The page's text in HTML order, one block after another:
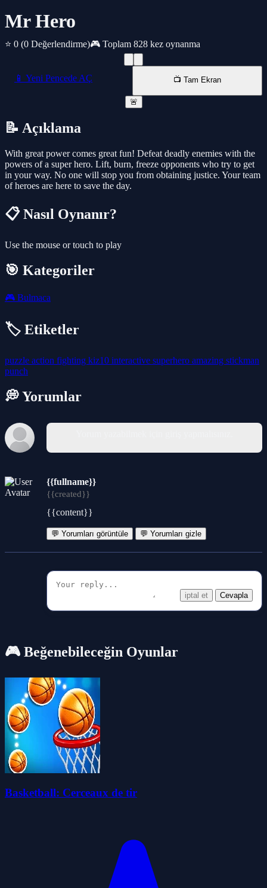
Mr Hero
⭐ 0 (0 Değerlendirme)🎮 Toplam 828 kez oynanma
📱 Yeni Pencede AÇ 📺 Tam Ekran
🚨
📝 Açıklama
With great power comes great fun! Defeat deadly enemies with the
powers of a super hero. Lift, burn, freeze opponents who try to get
in your way. No one will stop you from obtaining justice. Your team
of heroes are here to save the day.
📋 Nasıl Oynanır?
Use the mouse or touch to play
🎯 Kategoriler
🎮 Bulmaca
🏷️ Etiketler
puzzle action fighting kiz10 interactive superhero amazing stickman
punch
💭 Yorumlar
{{fullname}}
{{created}}
{{content}}
💬 Yorumları görüntüle 💬 Yorumları gizle
iptal et Cevapla
🎮 Beğenebileceğin Oyunlar
Basketball: Cerceaux de tir